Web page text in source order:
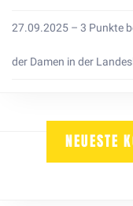
27.09.2025 – 3 Punkte
der Damen in der
NEUESTE